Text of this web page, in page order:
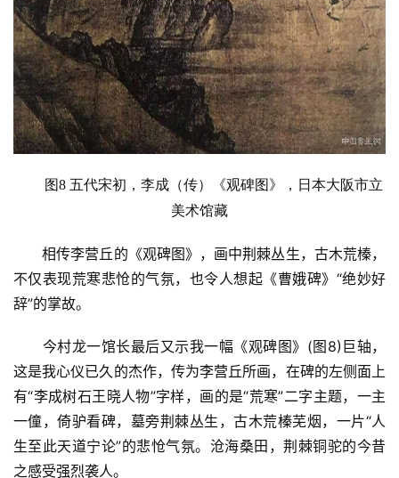
图8 五代宋初，李成 （传） 《观碑图》， 日本大阪市立
美术馆藏
相传李营丘的《观碑图》，画中荆棘丛生，古木荒榛，
不仅表现荒寒悲怆的气氛，也令人想起《曹娥碑》 “绝妙好
辞”的掌故。
今村龙一馆长最后又示我一幅《观碑图》(图8)巨轴，
这是我心仪已久的杰作，传为李营丘所画，在碑的左侧面上
有“李成树石王晓人物”字样，画的是“荒寒”二字主题，一主
一僮，倚驴看碑，墓旁荆棘丛生，古木荒榛芜烟，一片“人
生至此天道宁论”的悲怆气氛。沧海桑田，荆棘铜驼的今昔
之感受强烈袭人。